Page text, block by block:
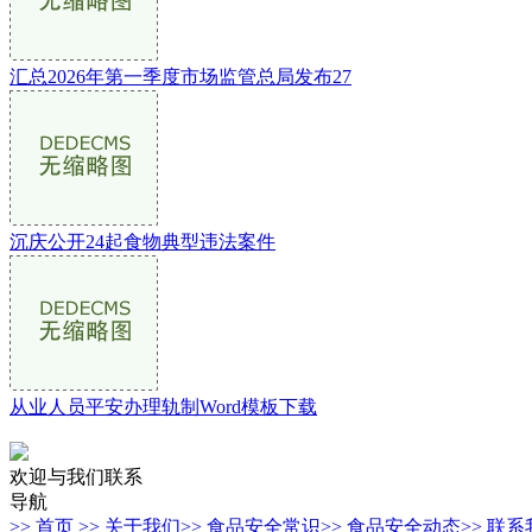
汇总2026年第一季度市场监管总局发布27
沉庆公开24起食物典型违法案件
从业人员平安办理轨制Word模板下载
欢迎与我们联系
导航
>> 首页 >> 关于我们>> 食品安全常识>> 食品安全动态>> 联系